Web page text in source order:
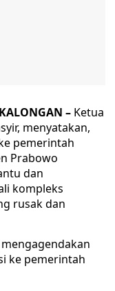
– Ketua
menyatakan,
pemerintah
Prabowo
dan
kompleks
rusak dan
ke pemerintah